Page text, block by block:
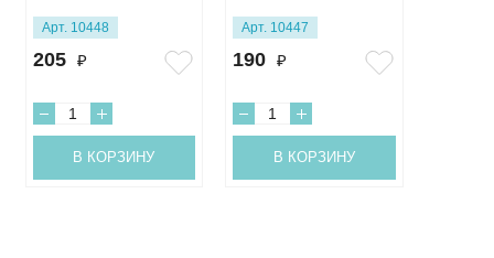
Арт. 10448
205 ₽
В КОРЗИНУ
Арт. 10447
190 ₽
В КОРЗИНУ